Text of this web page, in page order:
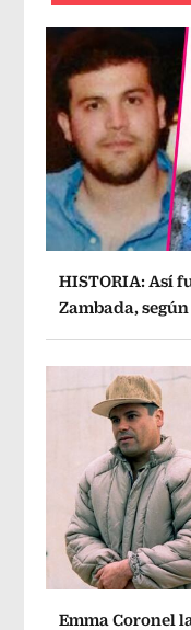
HISTORIA: Así
Zambada, según
Emma Coronel